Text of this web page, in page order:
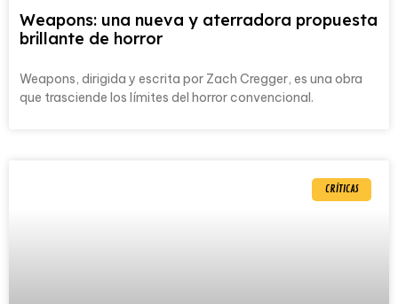
Weapons: una nueva y aterradora propuesta
brillante de horror
Weapons, dirigida y escrita por Zach Cregger, es una obra
que trasciende los límites del horror convencional.
CRÍTICAS